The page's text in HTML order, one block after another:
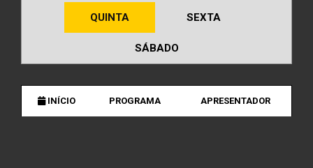
QUINTA SEXTA
SÁBADO
INÍCIO PROGRAMA APRESENTADOR